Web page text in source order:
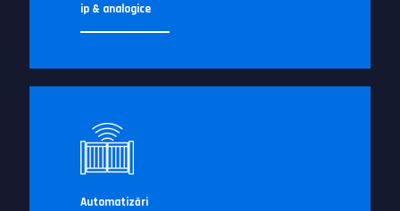
ip & analogice
Automatizări